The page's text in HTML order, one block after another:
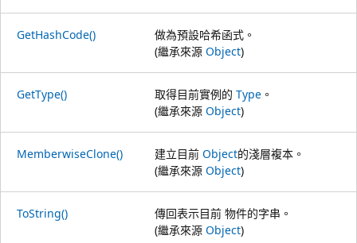
GetHashCode()
做為預設哈希函式。
(繼承來源 Object)
GetType() 取得目前實例的 Type 。
(繼承來源 Object)
MemberwiseClone() 建立目前 Object的淺層複本。
(繼承來源 Object)
ToString()
傳回表示目前 物件的字串。
(繼承來源 Object)